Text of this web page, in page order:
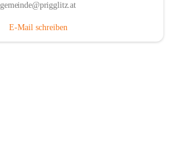
gemeinde@prigglitz.at
E-Mail schreiben